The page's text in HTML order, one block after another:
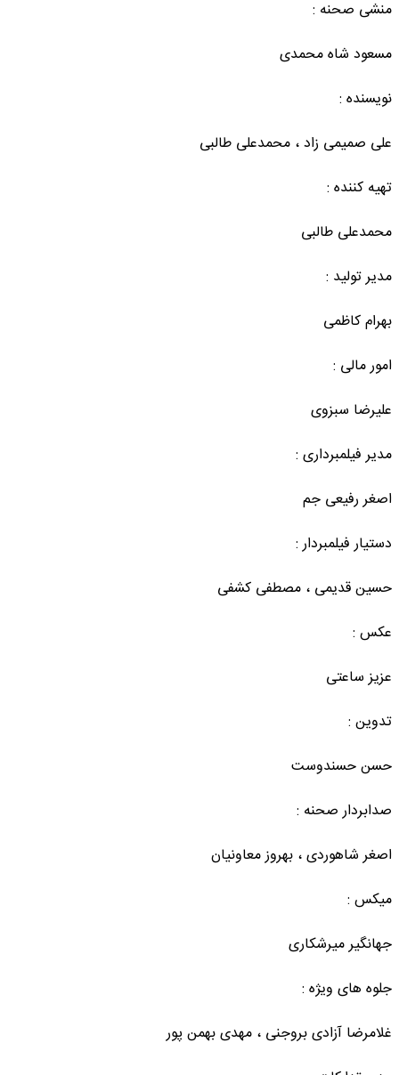
منشی صحنه :
مسعود شاه محمدی
نویسنده :
علی صمیمی زاد ، محمدعلی طالبی
تهیه کننده :
محمدعلی طالبی
مدیر تولید :
بهرام کاظمی
امور مالی :
علیرضا سبزوی
مدیر فیلمبرداری :
اصغر رفیعی جم
دستیار فیلمبردار :
حسین قدیمی ، مصطفی کشفی
عکس :
عزیز ساعتی
تدوین :
حسن حسندوست
صدابردار صحنه :
اصغر شاهوردی ، بهروز معاونیان
میکس :
جهانگیر میرشکاری
جلوه های ویژه :
غلامرضا آزادی بروجنی ، مهدی بهمن پور